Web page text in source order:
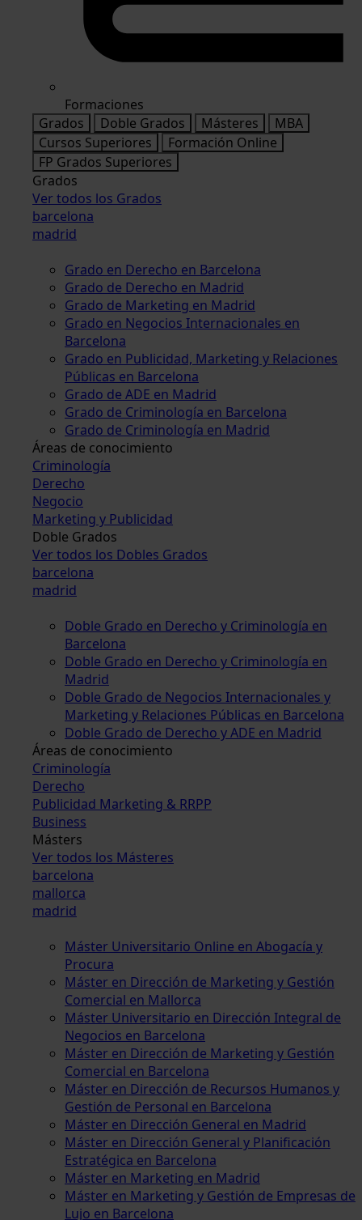
Formaciones
Grados
Doble Grados Másteres
MBA
Cursos Superiores
Formación Online
FP Grados Superiores
Grados
Ver todos los Grados
barcelona
madrid
Grado en Derecho en Barcelona
Grado de Derecho en Madrid
Grado de Marketing en Madrid
Grado en Negocios Internacionales en
Barcelona
Grado en Publicidad, Marketing y Relaciones
Públicas en Barcelona
Grado de ADE en Madrid
Grado de Criminología en Barcelona
Grado de Criminología en Madrid
Áreas de conocimiento
Criminología
Derecho
Negocio
Marketing y Publicidad
Doble Grados
Ver todos los Dobles Grados
barcelona
madrid
Doble Grado en Derecho y Criminología en
Barcelona
Doble Grado en Derecho y Criminología en
Madrid
Doble Grado de Negocios Internacionales y
Marketing y Relaciones Públicas en Barcelona
Doble Grado de Derecho y ADE en Madrid
Áreas de conocimiento
Criminología
Derecho
Publicidad Marketing & RRPP
Business
Másters
Ver todos los Másteres
barcelona
mallorca
madrid
Máster Universitario Online en Abogacía y
Procura
Máster en Dirección de Marketing y Gestión
Comercial en Mallorca
Máster Universitario en Dirección Integral de
Negocios en Barcelona
Máster en Dirección de Marketing y Gestión
Comercial en Barcelona
Máster en Dirección de Recursos Humanos y
Gestión de Personal en Barcelona
Máster en Dirección General en Madrid
Máster en Dirección General y Planificación
Estratégica en Barcelona
Máster en Marketing en Madrid
Máster en Marketing y Gestión de Empresas de
Lujo en Barcelona